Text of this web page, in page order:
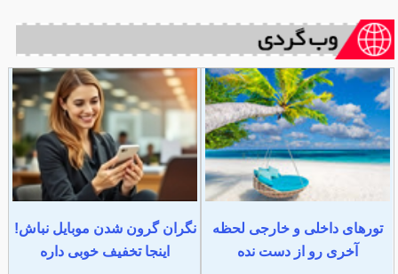
تورهای داخلی و خارجی لحظه
آخری رو از دست نده
نگران گرون شدن موبایل نباش!
اینجا تخفیف خوبی داره